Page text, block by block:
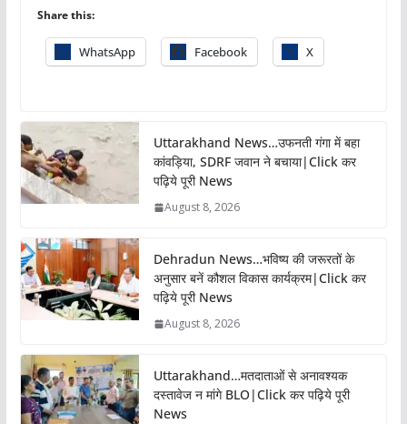
Share this:
WhatsApp Facebook X
Uttarakhand News…उफनती गंगा में बहा
कांवड़िया, SDRF जवान ने बचाया|Click कर
पढ़िये पूरी News
August 8, 2026
Dehradun News…भविष्य की जरूरतों के
अनुसार बनें कौशल विकास कार्यक्रम|Click कर
पढ़िये पूरी News
August 8, 2026
Uttarakhand…मतदाताओं से अनावश्यक
दस्तावेज न मांगे BLO|Click कर पढ़िये पूरी
News